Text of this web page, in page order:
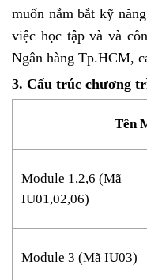
muốn nắm bắt kỹ
việc học tập và và
Ngân hàng Tp.HCM,
3. Cấu trúc chương
Tên
Module 1,2,6 (Mã
IU01,02,06)
Module 3 (Mã IU03)